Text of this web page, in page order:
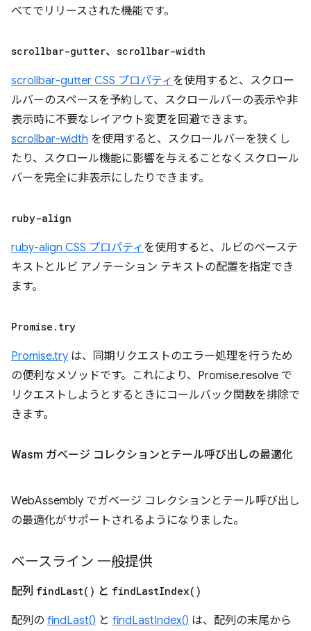
べてでリリースされた機能です。
scrollbar-gutter、 scrollbar-width
scrollbar-gutter CSS プロパティ を使用すると、スクロー
ルバーのスペースを予約して、スクロールバーの表示や非
表示時に不要なレイアウト変更を回避できます。
scrollbar-width を使用すると、スクロールバーを狭くし
たり、スクロール機能に影響を与えることなくスクロール
バーを完全に非表示にしたりできます。
ruby-align
ruby-align CSS プロパティ を使用すると、ルビのベーステ
キストとルビ アノテーション テキストの配置を指定でき
ます。
Promise . try
Promise.try は、同期リクエストのエラー処理を行うため
の便利なメソッドです。これにより、Promise.resolve で
リクエストしようとするときにコールバック関数を排除で
きます。
Wasm ガベージ コレクションとテール呼び出しの最適化
WebAssembly でガベージ コレクションとテール呼び出し
の最適化がサポートされるようになりました。
ベースライン 一般提供
配列 findLast( ) と findLastIndex( )
配列の findLast() と findLastIndex() は、配列の末尾から